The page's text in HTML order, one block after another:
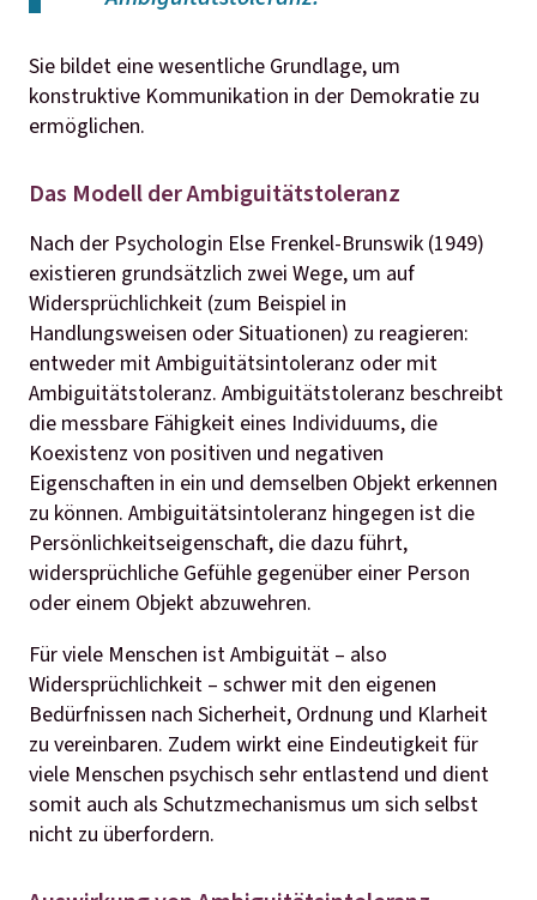
Sie bildet eine wesentliche Grundlage, um
konstruktive Kommunikation in der Demokratie zu
ermöglichen.
Das Modell der Ambiguitätstoleranz
Nach der Psychologin Else Frenkel-Brunswik (1949)
existieren grundsätzlich zwei Wege, um auf
Widersprüchlichkeit (zum Beispiel in
Handlungsweisen oder Situationen) zu reagieren:
entweder mit Ambiguitätsintoleranz oder mit
Ambiguitätstoleranz. Ambiguitätstoleranz beschreibt
die messbare Fähigkeit eines Individuums, die
Koexistenz von positiven und negativen
Eigenschaften in ein und demselben Objekt erkennen
zu können. Ambiguitätsintoleranz hingegen ist die
Persönlichkeitseigenschaft, die dazu führt,
widersprüchliche Gefühle gegenüber einer Person
oder einem Objekt abzuwehren.
Für viele Menschen ist Ambiguität – also
Widersprüchlichkeit – schwer mit den eigenen
Bedürfnissen nach Sicherheit, Ordnung und Klarheit
zu vereinbaren. Zudem wirkt eine Eindeutigkeit für
viele Menschen psychisch sehr entlastend und dient
somit auch als Schutzmechanismus um sich selbst
nicht zu überfordern.